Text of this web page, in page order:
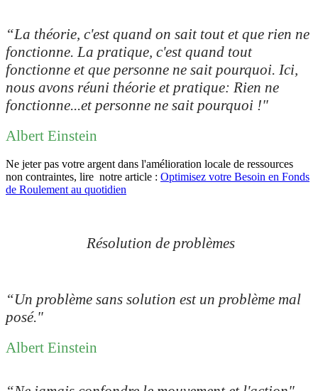
“La théorie, c'est quand on sait tout et que rien ne
fonctionne. La pratique, c'est quand tout
fonctionne et que personne ne sait pourquoi. Ici,
nous avons réuni théorie et pratique: Rien ne
fonctionne...et personne ne sait pourquoi !"
Albert Einstein
Ne jeter pas votre argent dans l'amélioration locale de ressources
non contraintes, lire notre article : Optimisez votre Besoin en Fonds
de Roulement au quotidien
Résolution de problèmes
“Un problème sans solution est un problème mal
posé."
Albert Einstein